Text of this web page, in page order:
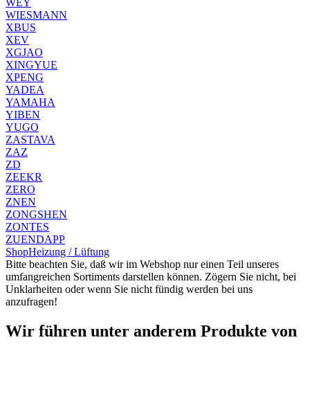
WEY
WIESMANN
XBUS
XEV
XGJAO
XINGYUE
XPENG
YADEA
YAMAHA
YIBEN
YUGO
ZASTAVA
ZAZ
ZD
ZEEKR
ZERO
ZNEN
ZONGSHEN
ZONTES
ZUENDAPP
ShopHeizung / Lüftung
Bitte beachten Sie, daß wir im Webshop nur einen Teil unseres
umfangreichen Sortiments darstellen können. Zögern Sie nicht, bei
Unklarheiten oder wenn Sie nicht fündig werden bei uns
anzufragen!
Wir führen unter anderem Produkte von